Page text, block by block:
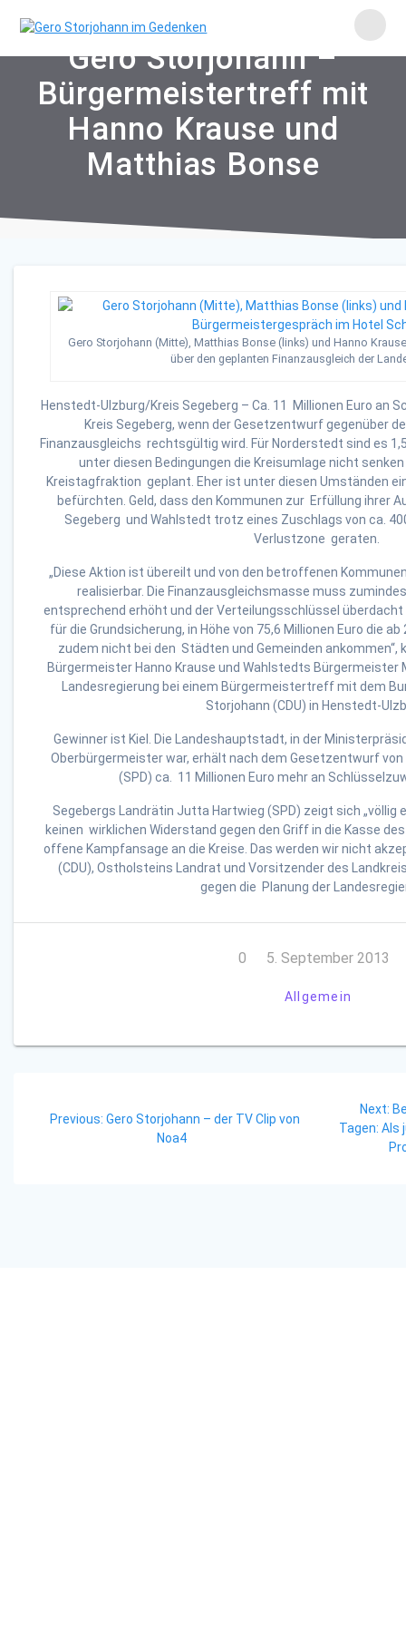
to
Gero Storjohann –
Bürgermeistertreff mit
Hanno Krause und
Matthias Bonse
Gero Storjohann (Mitte), Matthias Bonse (links) und Hanno
über den geplanten Finanzausgleich der
Henstedt-Ulzburg/Kreis Segeberg – Ca. 11 Millionen Euro an
Kreis Segeberg, wenn der Gesetzentwurf gegenüber
Finanzausgleichs rechtsgültig wird. Für Norderstedt sind es
unter diesen Bedingungen die Kreisumlage nicht
Kreistagfraktion geplant. Eher ist unter diesen Umständen
befürchten. Geld, dass den Kommunen zur Erfüllung ihrer
Segeberg und Wahlstedt trotz eines Zuschlags von ca.
Verlustzone geraten.
„Diese Aktion ist übereilt und von den betroffenen
realisierbar. Die Finanzausgleichsmasse muss
entsprechend erhöht und der Verteilungsschlüssel
für die Grundsicherung, in Höhe von 75,6 Millionen Euro die
zudem nicht bei den Städten und Gemeinden
Bürgermeister Hanno Krause und Wahlstedts Bürgermeister
Landesregierung bei einem Bürgermeistertreff mit dem
Storjohann (CDU) in Henstedt-
Gewinner ist Kiel. Die Landeshauptstadt, in der
Oberbürgermeister war, erhält nach dem Gesetzentwurf
(SPD) ca. 11 Millionen Euro mehr an
Segebergs Landrätin Jutta Hartwieg (SPD) zeigt sich
keinen wirklichen Widerstand gegen den Griff in die Kasse
offene Kampfansage an die Kreise. Das werden wir nicht
(CDU), Ostholsteins Landrat und Vorsitzender des
gegen die Planung der
0 5. September 2013
Allgemein
Previous: Previous
Gero Storjohann – der TV Clip von
Noa4
Next:
Tagen: